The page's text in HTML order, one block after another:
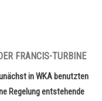
FRANCIS-TURBINE
in WKA benutzten
Regelung entstehende